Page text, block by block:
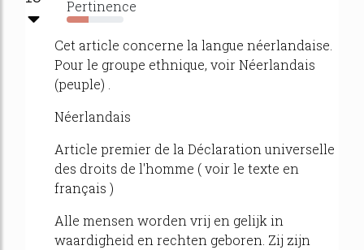
Pertinence
38%
Cet article concerne la langue néerlandaise.
Pour le groupe ethnique, voir Néerlandais
(peuple) .
Néerlandais
Article premier de la Déclaration universelle
des droits de l'homme ( voir le texte en
français )
Alle mensen worden vrij en gelijk in
waardigheid en rechten geboren. Zij zijn